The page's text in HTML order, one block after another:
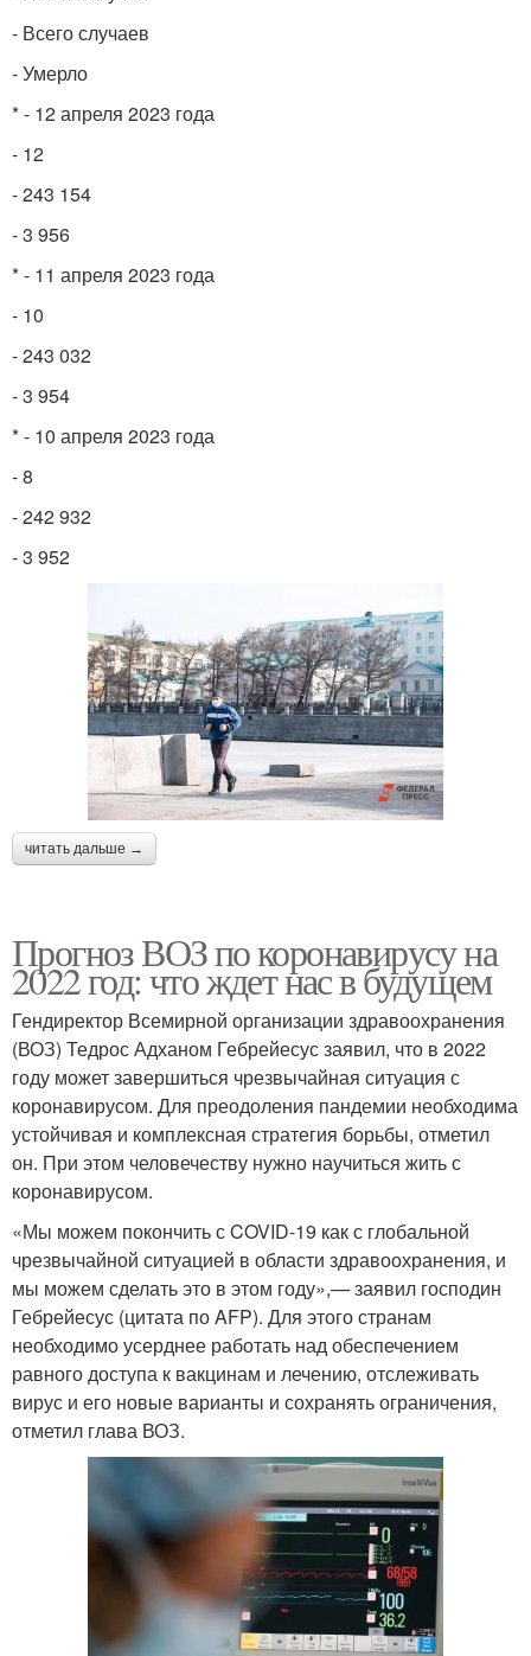
- Всего случаев
- Умерло
* - 12 апреля 2023 года
- 12
- 243 154
- 3 956
* - 11 апреля 2023 года
- 10
- 243 032
- 3 954
* - 10 апреля 2023 года
- 8
- 242 932
- 3 952
читать дальше →
Прогноз ВОЗ по коронавирусу на
2022 год: что ждет нас в будущем
Гендиректор Всемирной организации здравоохранения
(ВОЗ) Тедрос Адханом Гебрейесус заявил, что в 2022
году может завершиться чрезвычайная ситуация с
коронавирусом. Для преодоления пандемии необходима
устойчивая и комплексная стратегия борьбы, отметил
он. При этом человечеству нужно научиться жить с
коронавирусом.
«Мы можем покончить с COVID-19 как с глобальной
чрезвычайной ситуацией в области здравоохранения, и
мы можем сделать это в этом году»,— заявил господин
Гебрейесус (цитата по AFP). Для этого странам
необходимо усерднее работать над обеспечением
равного доступа к вакцинам и лечению, отслеживать
вирус и его новые варианты и сохранять ограничения,
отметил глава ВОЗ.